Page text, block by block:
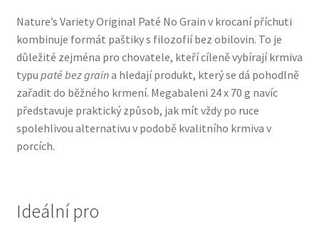
Purizon pro psy — Vysoký obsah masa, bez obilovin
Royal Canin pro psy
Veterinární dieta pro psy
Vodítka a obojky
Nature’s Variety Original Paté No Grain v krocaní příchuti
kombinuje formát paštiky s filozofií bez obilovin. To je
důležité zejména pro chovatele, kteří cíleně vybírají krmiva
typu paté bez graina hledají produkt, který se dá pohodlně
zařadit do běžného krmení. Megabaleni 24 x 70 g navíc
představuje praktický způsob, jak mít vždy po ruce
spolehlivou alternativu v podobě kvalitního krmiva v
porcích.
Ideální pro